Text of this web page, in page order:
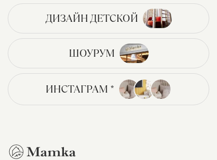
ДИЗАЙН ДЕТСКОЙ
ШОУРУМ
ИНСТАГРАМ *